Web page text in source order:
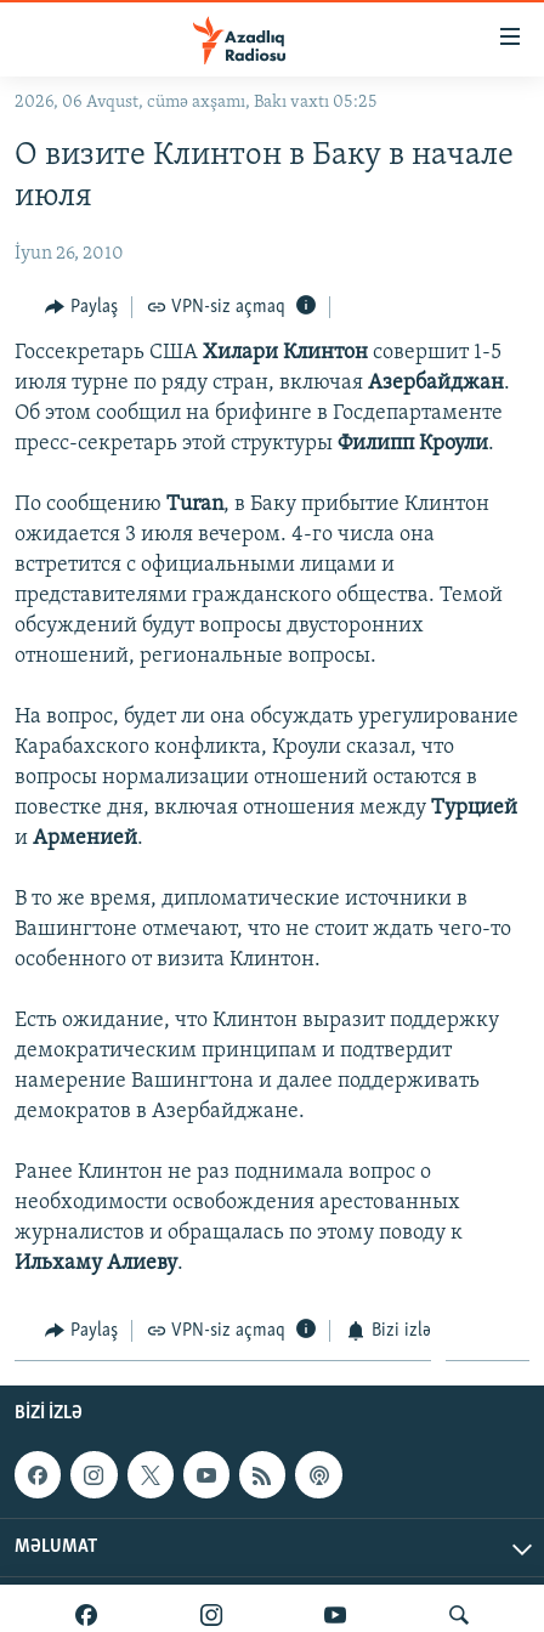
Əsas
qayıt
Əsas
qayıt
#ƏSLINDƏ
FƏRQƏ BAX
QANUNI DOĞRU
ARAŞDIRMA
MULTIMEDIA
FOTOQALEREYA
İNFOQRAFIKA
KARIKATURA
AZƏRBAYCAN ƏDƏBIYYATI KITABXANASI
İSLAM VƏ DEMOKRATIYA
İZ - MƏDƏNIYYƏT PROQRAMI
HAQQIMIZDA
MISSIYAMIZ
PEŞƏ ETIKASI VƏ JURNALISTIKA STANDARTLARIMIZ
MATERIALLARIMIZDAN ISTIFADƏ
BIZIMLƏ ƏLAQƏ
XƏBƏR BÜLLETENLƏRIMIZ
BIZI IZLƏ
RFE/RL-in bütün saytları
2026, 06 Avqust, cümə axşamı, Bakı vaxtı 05:25
О визите Клинтон в Баку в начале
июля
İyun 26, 2010
Paylaş VPN-siz açmaq
Госсекретарь США Хилари Клинтон совершит 1-5
июля турне по ряду стран, включая Азербайджан.
Об этом сообщил на брифинге в Госдепартаменте
пресс-секретарь этой структуры Филипп Кроули.
По сообщению Turan, в Баку прибытие Клинтон
ожидается 3 июля вечером. 4-го числа она
встретится с официальными лицами и
представителями гражданского общества. Темой
обсуждений будут вопросы двусторонних
отношений, региональные вопросы.
На вопрос, будет ли она обсуждать урегулирование
Карабахского конфликта, Кроули сказал, что
вопросы нормализации отношений остаются в
повестке дня, включая отношения между Турцией
и Арменией.
В то же время, дипломатические источники в
Вашингтоне отмечают, что не стоит ждать чего-то
особенного от визита Клинтон.
Есть ожидание, что Клинтон выразит поддержку
демократическим принципам и подтвердит
намерение Вашингтона и далее поддерживать
демократов в Азербайджане.
Ранее Клинтон не раз поднимала вопрос о
необходимости освобождения арестованных
журналистов и обращалась по этому поводу к
Ильхаму Алиеву.
Paylaş VPN-siz açmaq Bizi izlə
BIZI IZLƏ
MƏLUMAT
AzadlıqRadiosu © 2026 Inc. | Bütün hüquqlar qorunur